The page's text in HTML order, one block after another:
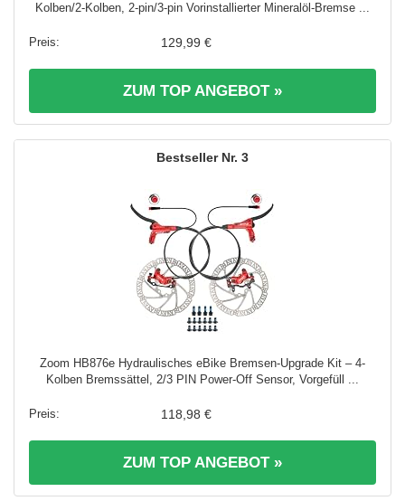
Kolben/2-Kolben, 2-pin/3-pin Vorinstallierter Mineralöl-Bremse ...
129,99 €
ZUM TOP ANGEBOT »
3
Zoom HB876e Hydraulisches eBike Bremsen-Upgrade Kit – 4-
Kolben Bremssättel, 2/3 PIN Power-Off Sensor, Vorgefüll ...
118,98 €
ZUM TOP ANGEBOT »